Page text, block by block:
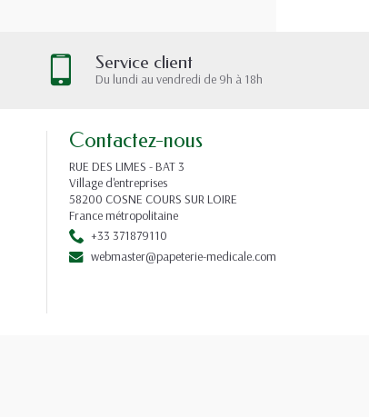
Service client
Du lundi au vendredi de 9h à 18h
Contactez-nous
RUE DES LIMES - BAT 3
Village d'entreprises
58200 COSNE COURS SUR LOIRE
France métropolitaine
+33 371879110
webmaster@papeterie-medicale.com